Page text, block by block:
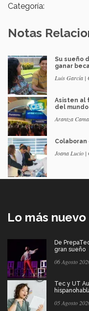
Categoría:
Notas
Su sueño
ganar
Luis García |
Asisten al
del mundo
Arantza
Colaboran
Joana Lucio |
Lo más nuevo
De
gran sueño
06 Agosto
Tec y UT
05 Agosto